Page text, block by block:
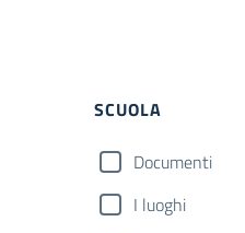
Filtri
SCUOLA
Documenti
I luoghi